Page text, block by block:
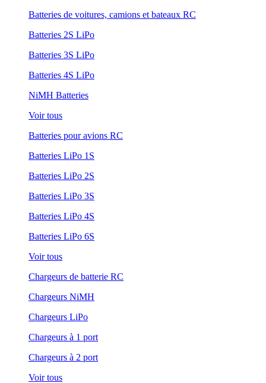
Batteries de voitures, camions et bateaux RC
Batteries 2S LiPo
Batteries 3S LiPo
Batteries 4S LiPo
NiMH Batteries
Voir tous
Batteries pour avions RC
Batteries LiPo 1S
Batteries LiPo 2S
Batteries LiPo 3S
Batteries LiPo 4S
Batteries LiPo 6S
Voir tous
Chargeurs de batterie RC
Chargeurs NiMH
Chargeurs LiPo
Chargeurs à 1 port
Chargeurs à 2 port
Voir tous